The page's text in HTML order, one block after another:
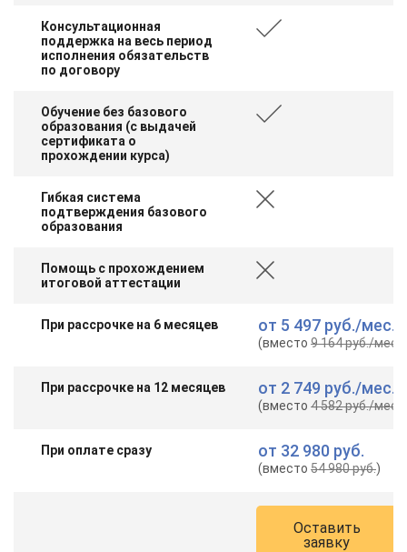
Консультационная
поддержка на весь период
исполнения обязательств
по договору
Обучение без базового
образования (с выдачей
сертификата о
прохождении курса)
Гибкая система
подтверждения базового
образования
Помощь с прохождением
итоговой аттестации
При рассрочке на 6 месяцев от 5 497 руб./мес.
(вместо9 164 руб./мес.
При рассрочке на 12 месяцев от 2 749 руб./мес.
(вместо4 582 руб./мес.
При оплате сразу от 32 980 руб.
(вместо54 980 руб.)
Оставить
заявку